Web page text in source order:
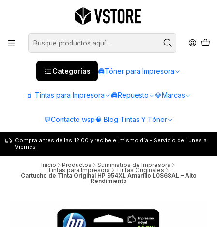
Categorías 🖨️Tóner para Impresora
🧃 Tintas para Impresora 🖨️Repuesto 💎Marcas
💬Contacto wsp🧠 Blog Tintas Y Tóner
Compra antes de las 12:00 y recibe el mismo día - Servicio de Lunes a
Viernes
Inicio Productos Suministros de Impresora
Tintas para Impresora Tintas Originales
Cartucho de Tinta Original HP 954XL Amarillo L0S68AL – Alto
Rendimiento